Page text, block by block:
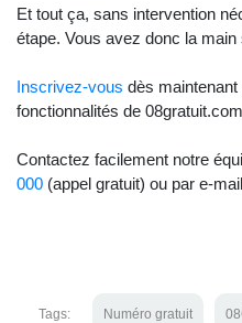
Et tout ça, sans intervention
étape. Vous avez donc la
Inscrivez-vous dès
fonctionnalités de 08gratuit.com
Contactez facilement notre
000 (appel gratuit) ou par e-
Tags: Numéro gratuit